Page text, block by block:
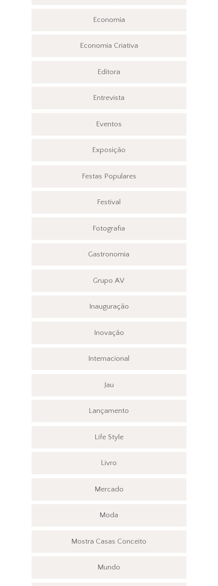
Economia
Economia Criativa
Editora
Entrevista
Eventos
Exposição
Festas Populares
Festival
Fotografia
Gastronomia
Grupo AV
Inauguração
Inovação
Internacional
Jau
Lançamento
Life Style
Livro
Mercado
Moda
Mostra Casas Conceito
Mundo